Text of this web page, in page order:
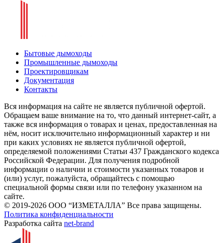
Бытовые дымоходы
Промышленные дымоходы
Проектировщикам
Документация
Контакты
Вся информация на сайте не является публичной офертой.
Обращаем ваше внимание на то, что данный интернет-сайт, а
также вся информация о товарах и ценах, предоставленная на
нём, носит исключительно информационный характер и ни
при каких условиях не является публичной офертой,
определяемой положениями Статьи 437 Гражданского кодекса
Российской Федерации. Для получения подробной
информации о наличии и стоимости указанных товаров и
(или) услуг, пожалуйста, обращайтесь с помощью
специальной формы связи или по телефону указанном на
сайте.
© 2019-2026 ООО “ИЗМЕТАЛЛА” Все права защищены.
Политика конфиденциальности
Разработка сайта net-brand